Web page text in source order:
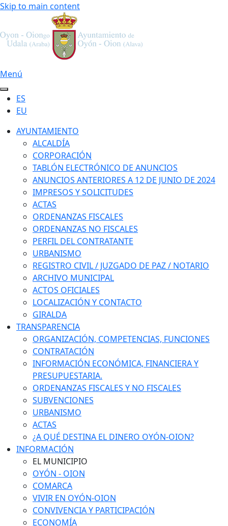
Skip to main content
Menú
ES
EU
AYUNTAMIENTO
ALCALDÍA
CORPORACIÓN
TABLÓN ELECTRÓNICO DE ANUNCIOS
ANUNCIOS ANTERIORES A 12 DE JUNIO DE 2024
IMPRESOS Y SOLICITUDES
ACTAS
ORDENANZAS FISCALES
ORDENANZAS NO FISCALES
PERFIL DEL CONTRATANTE
URBANISMO
REGISTRO CIVIL / JUZGADO DE PAZ / NOTARIO
ARCHIVO MUNICIPAL
ACTOS OFICIALES
LOCALIZACIÓN Y CONTACTO
GIRALDA
TRANSPARENCIA
ORGANIZACIÓN, COMPETENCIAS, FUNCIONES
CONTRATACIÓN
INFORMACIÓN ECONÓMICA, FINANCIERA Y
PRESUPUESTARIA.
ORDENANZAS FISCALES Y NO FISCALES
SUBVENCIONES
URBANISMO
ACTAS
¿A QUÉ DESTINA EL DINERO OYÓN-OION?
INFORMACIÓN
EL MUNICIPIO
OYÓN - OION
COMARCA
VIVIR EN OYÓN-OION
CONVIVENCIA Y PARTICIPACIÓN
ECONOMÍA